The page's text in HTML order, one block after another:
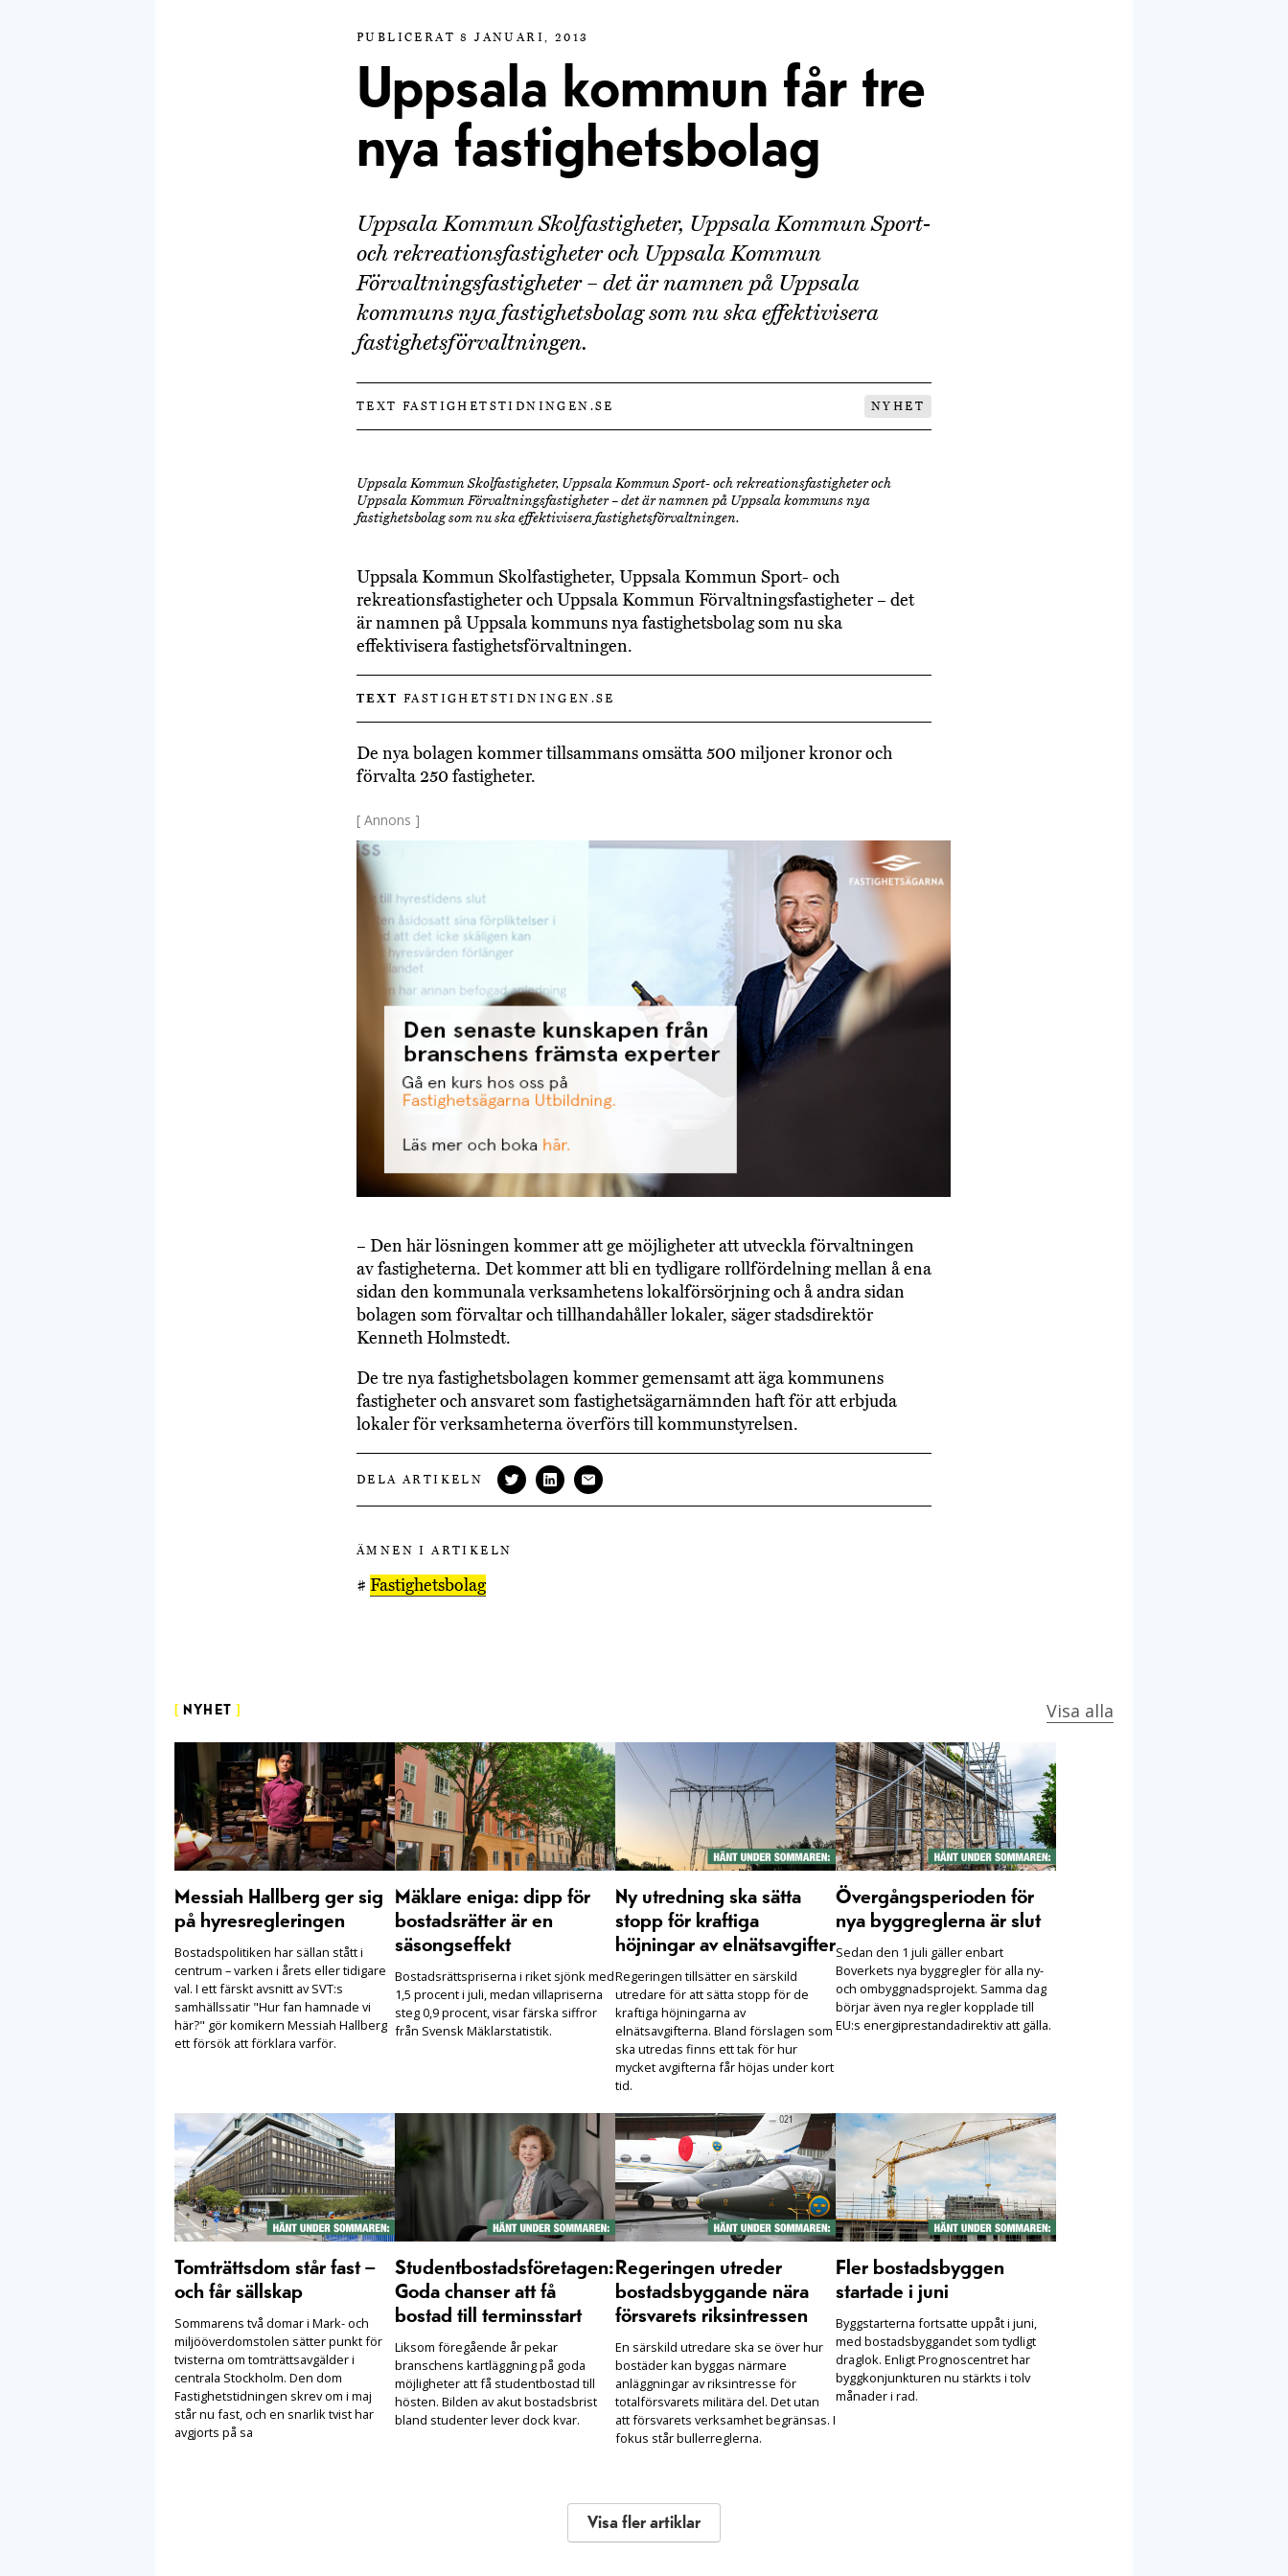
PUBLICERAT 8 JANUARI, 2013
Uppsala kommun får tre
nya fastighetsbolag
Uppsala Kommun Skolfastigheter, Uppsala Kommun Sport-
och rekreationsfastigheter och Uppsala Kommun
Förvaltningsfastigheter – det är namnen på Uppsala
kommuns nya fastighetsbolag som nu ska effektivisera
fastighetsförvaltningen.
TEXT FASTIGHETSTIDNINGEN.SE NYHET
Uppsala Kommun Skolfastigheter, Uppsala Kommun Sport- och rekreationsfastigheter och
Uppsala Kommun Förvaltningsfastigheter – det är namnen på Uppsala kommuns nya
fastighetsbolag som nu ska effektivisera fastighetsförvaltningen.
Uppsala Kommun Skolfastigheter, Uppsala Kommun Sport- och
rekreationsfastigheter och Uppsala Kommun Förvaltningsfastigheter – det
är namnen på Uppsala kommuns nya fastighetsbolag som nu ska
effektivisera fastighetsförvaltningen.
TEXT FASTIGHETSTIDNINGEN.SE
De nya bolagen kommer tillsammans omsätta 500 miljoner kronor och
förvalta 250 fastigheter.
[ Annons ]
– Den här lösningen kommer att ge möjligheter att utveckla förvaltningen
av fastigheterna. Det kommer att bli en tydligare rollfördelning mellan å ena
sidan den kommunala verksamhetens lokalförsörjning och å andra sidan
bolagen som förvaltar och tillhandahåller lokaler, säger stadsdirektör
Kenneth Holmstedt.
De tre nya fastighetsbolagen kommer gemensamt att äga kommunens
fastigheter och ansvaret som fastighetsägarnämnden haft för att erbjuda
lokaler för verksamheterna överförs till kommunstyrelsen.
DELA ARTIKELN
ÄMNEN I ARTIKELN
# Fastighetsbolag
NYHET Visa alla
Messiah Hallberg ger sig
på hyresregleringen
Bostadspolitiken har sällan stått i
centrum – varken i årets eller tidigare
val. I ett färskt avsnitt av SVT:s
samhällssatir "Hur fan hamnade vi
här?" gör komikern Messiah Hallberg
ett försök att förklara varför.
Mäklare eniga: dipp för
bostadsrätter är en
säsongseffekt
Bostadsrättspriserna i riket sjönk med
1,5 procent i juli, medan villapriserna
steg 0,9 procent, visar färska siffror
från Svensk Mäklarstatistik.
Ny utredning ska sätta
stopp för kraftiga
höjningar av elnätsavgifter
Regeringen tillsätter en särskild
utredare för att sätta stopp för de
kraftiga höjningarna av
elnätsavgifterna. Bland förslagen som
ska utredas finns ett tak för hur
mycket avgifterna får höjas under kort
tid.
Övergångsperioden för
nya byggreglerna är slut
Sedan den 1 juli gäller enbart
Boverkets nya byggregler för alla ny-
och ombyggnadsprojekt. Samma dag
börjar även nya regler kopplade till
EU:s energiprestandadirektiv att gälla.
Tomträttsdom står fast –
och får sällskap
Sommarens två domar i Mark- och
miljööverdomstolen sätter punkt för
tvisterna om tomträttsavgälder i
centrala Stockholm. Den dom
Fastighetstidningen skrev om i maj
står nu fast, och en snarlik tvist har
avgjorts på sa
Studentbostadsföretagen:
Goda chanser att få
bostad till terminsstart
Liksom föregående år pekar
branschens kartläggning på goda
möjligheter att få studentbostad till
hösten. Bilden av akut bostadsbrist
bland studenter lever dock kvar.
Regeringen utreder
bostadsbyggande nära
försvarets riksintressen
En särskild utredare ska se över hur
bostäder kan byggas närmare
anläggningar av riksintresse för
totalförsvarets militära del. Det utan
att försvarets verksamhet begränsas. I
fokus står bullerreglerna.
Fler bostadsbyggen
startade i juni
Byggstarterna fortsatte uppåt i juni,
med bostadsbyggandet som tydligt
draglok. Enligt Prognoscentret har
byggkonjunkturen nu stärkts i tolv
månader i rad.
Visa fler artiklar